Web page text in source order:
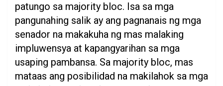
patungo sa majority bloc. Isa sa mga
pangunahing salik ay ang pagnanais ng mga
senador na makakuha ng mas malaking
impluwensya at kapangyarihan sa mga
usaping pambansa. Sa majority bloc, mas
mataas ang posibilidad na makilahok sa mga